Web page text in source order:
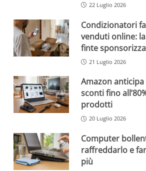
22 Luglio 2026
Condizionatori
venduti online:
finte
21 Luglio 2026
Amazon anticipa
sconti fino
prodotti
20 Luglio 2026
Computer
raffreddarlo e
più